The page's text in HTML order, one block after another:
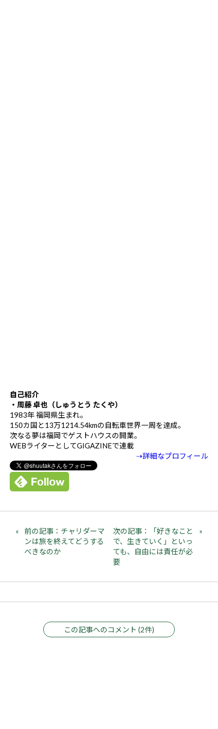
自己紹介
・周藤 卓也（しゅうとう たくや）
1983年 福岡県生まれ。
150カ国と13万1214.54kmの自転車世界一周を達成。
次なる夢は福岡でゲストハウスの開業。
WEBライターとしてGIGAZINEで連載
⇢詳細なプロフィール
前の記事：チャリダーマ
ンは旅を終えてどうする
べきなのか
次の記事：「好きなこと
で、生きていく」といっ
ても、自由には責任が必
要
この記事へのコメント (2件)